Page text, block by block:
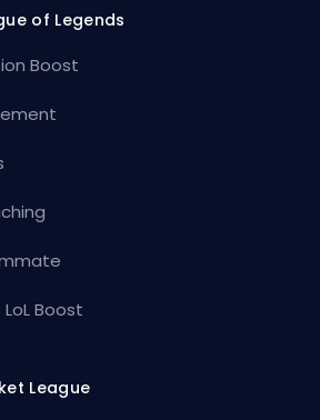
of Legends
Boost
LoL Boost
League